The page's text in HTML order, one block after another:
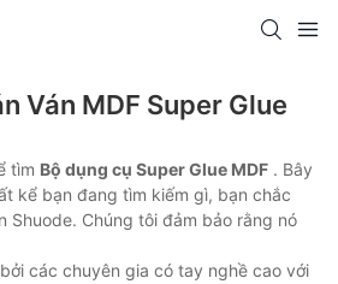
Ván MDF Super Glue
tìm Bộ dụng cụ Super Glue MDF . Bây
kể bạn đang tìm kiếm gì, bạn chắc
Shuode. Chúng tôi đảm bảo rằng nó
các chuyên gia có tay nghề cao với